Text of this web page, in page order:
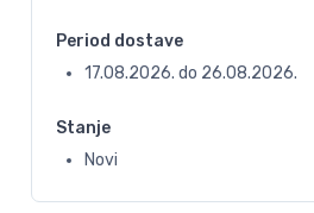
Period dostave
17.08.2026. do 26.08.2026.
Stanje
Novi